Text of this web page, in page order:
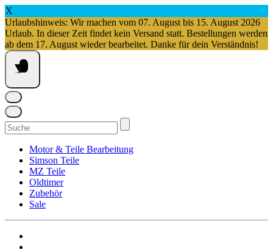
X
Urlaubshinweis: Wir machen vom 07. August bis 15. August 2026
Urlaub. In dieser Zeit findet kein Versand statt. Bestellungen werden
ab dem 17. August wieder bearbeitet. Danke für dein Verständnis!
Springe
zum
Inhalt
Suchen
nach:
Motor & Teile Bearbeitung
Simson Teile
MZ Teile
Oldtimer
Zubehör
Sale